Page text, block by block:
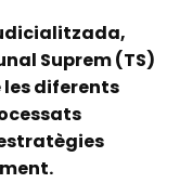
Suprem (TS)
les diferents